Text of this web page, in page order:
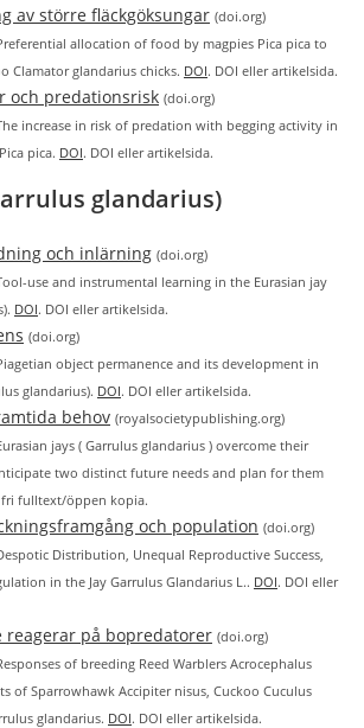
av större fläckgöksungar (doi.org)
allocation of food by magpies Pica pica to
Clamator glandarius chicks. DOI. DOI eller artikelsida.
och predationsrisk (doi.org)
increase in risk of predation with begging activity in
pica. DOI. DOI eller artikelsida.
glandarius)
och inlärning (doi.org)
use and instrumental learning in the Eurasian jay
DOI. DOI eller artikelsida.
(doi.org)
object permanence and its development in
glandarius). DOI. DOI eller artikelsida.
behov (royalsocietypublishing.org)
jays ( Garrulus glandarius ) overcome their
two distinct future needs and plan for them
fri fulltext/öppen kopia.
och population (doi.org)
Distribution, Unequal Reproductive Success,
in the Jay Garrulus Glandarius L.. DOI. DOI eller
reagerar på bopredatorer (doi.org)
of breeding Reed Warblers Acrocephalus
of Sparrowhawk Accipiter nisus, Cuckoo Cuculus
glandarius. DOI. DOI eller artikelsida.